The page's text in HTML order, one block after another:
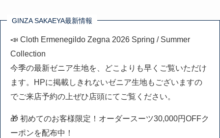
GINZA SAKAEYA最新情報
📣 Cloth Ermenegildo Zegna 2026 Spring / Summer
Collection
今季の最新ゼニア生地を、どこよりも早くご覧いただけ
ます。HPに掲載しきれないゼニア生地もございますの
でご来店予約の上ぜひ店頭にてご覧ください。
🎁 初めてのお客様限定！オーダースーツ30,000円OFFク
ーポンを配布中！